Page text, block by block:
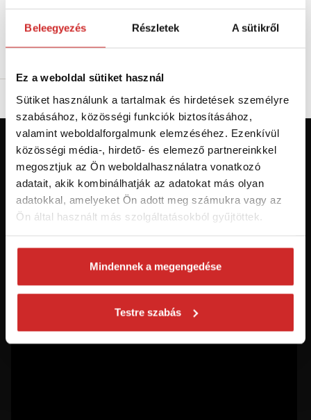
Beleegyezés Részletek A sütikről
Ez a weboldal sütiket használ
Sütiket használunk a tartalmak és hirdetések személyre
szabásához, közösségi funkciók biztosításához,
valamint weboldalforgalmunk elemzéséhez. Ezenkívül
közösségi média-, hirdető- és elemező partnereinkkel
megosztjuk az Ön weboldalhasználatra vonatkozó
adatait, akik kombinálhatják az adatokat más olyan
adatokkal, amelyeket Ön adott meg számukra vagy az
Ön által használt más szolgáltatásokból gyűjtöttek.
Mindennek a megengedése
Testre szabás
Raktáron 95 db
Először jár az svx.hu-n? Regisztráljon és
szerezzen áttekintést az aktuális
újdonságokról és akciókról.
Hozzájárulok a személyes adatok feldolgozásához üzleti
ajánlott!